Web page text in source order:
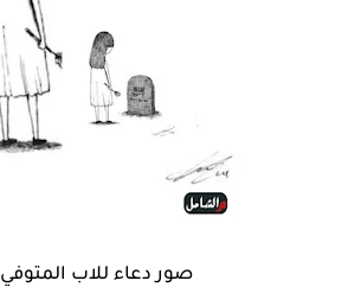
صور دعاء للاب المتوفي